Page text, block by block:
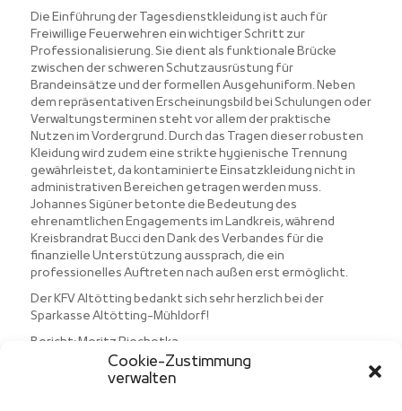
Cookie-Zustimmung
verwalten
Die Einführung der Tagesdienstkleidung ist auch für
Freiwillige Feuerwehren ein wichtiger Schritt zur
Professionalisierung. Sie dient als funktionale Brücke
zwischen der schweren Schutzausrüstung für
Brandeinsätze und der formellen Ausgehuniform. Neben
dem repräsentativen Erscheinungsbild bei Schulungen oder
Verwaltungsterminen steht vor allem der praktische
Nutzen im Vordergrund. Durch das Tragen dieser robusten
Kleidung wird zudem eine strikte hygienische Trennung
gewährleistet, da kontaminierte Einsatzkleidung nicht in
administrativen Bereichen getragen werden muss.
Johannes Sigüner betonte die Bedeutung des
ehrenamtlichen Engagements im Landkreis, während
Kreisbrandrat Bucci den Dank des Verbandes für die
finanzielle Unterstützung aussprach, die ein
professionelles Auftreten nach außen erst ermöglicht.
Der KFV Altötting bedankt sich sehr herzlich bei der
Sparkasse Altötting-Mühldorf!
Bericht: Moritz Piechotka